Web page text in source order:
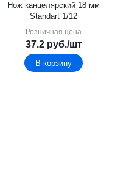
Нож канцелярский 18 мм
Standart 1/12
Розничная цена
37.2руб./шт
В корзину